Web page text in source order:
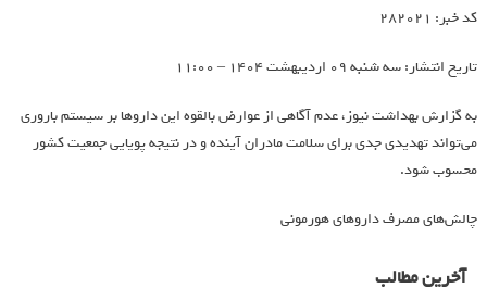
کد خبر: 282021
تاریخ انتشار: سه شنبه 09 ارديبهشت 1404 – 11:00
به گزارش بهداشت نیوز، عدم آگاهی از عوارض بالقوه این داروها بر سیستم باروری
می‌تواند تهدیدی جدی برای سلامت مادران آینده و در نتیجه پویایی جمعیت کشور
محسوب شود.
چالش‌های مصرف داروهای هورمونی
آخرین مطالب